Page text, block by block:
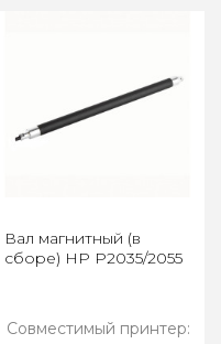
Вал магнитный (в
сборе) HP P2035/2055
Совместимый принтер: